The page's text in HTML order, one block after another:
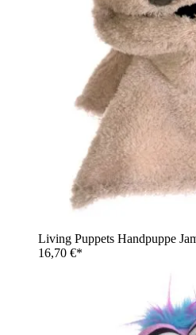
Living Puppets Handpuppe
16,70 €*